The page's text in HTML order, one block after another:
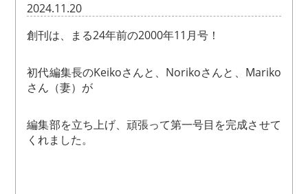
2024.11.20
創刊は、まる24年前の2000年11月号！
初代編集長のKeikoさんと、Norikoさんと、Mariko
さん（妻）が
編集部を立ち上げ、頑張って第一号目を完成させて
くれました。